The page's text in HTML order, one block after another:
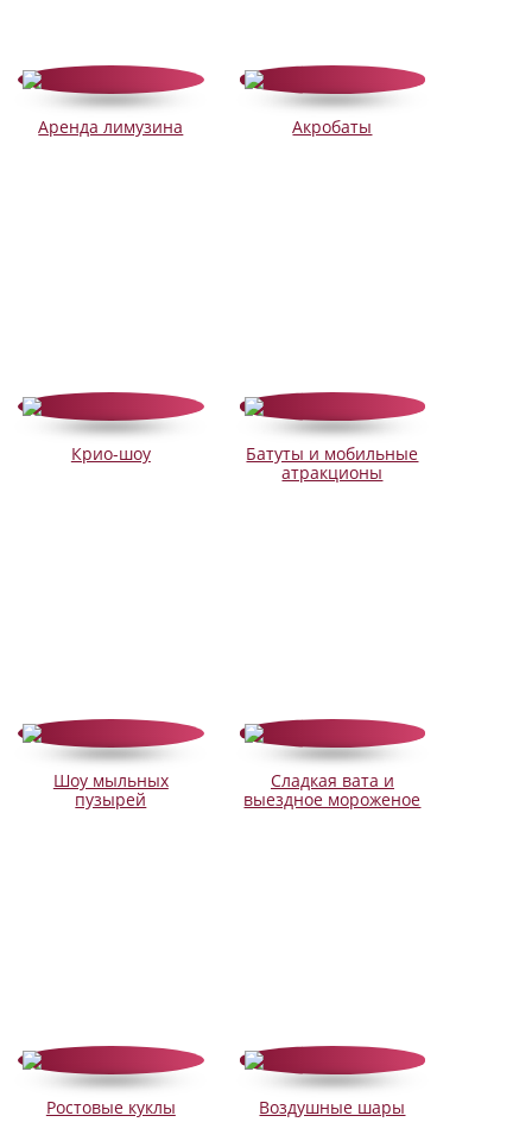
Аренда лимузина Акробаты
Крио-шоу
Батуты и мобильные
атракционы
Шоу мыльных
пузырей
Сладкая вата и
выездное мороженое
Ростовые куклы Воздушные шары